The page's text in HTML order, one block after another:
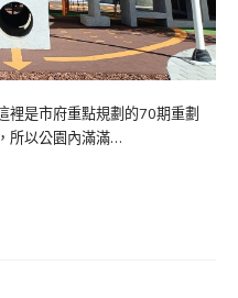
裡是市府重點規劃的70期重劃
所以公園內滿滿…